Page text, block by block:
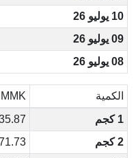
10 يوليو 26
09 يوليو 26
08 يوليو 26
الكمية
MMK
1 كجم
2 كجم